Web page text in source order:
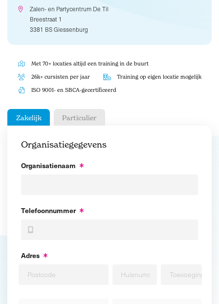
Zalen- en Partycentrum De Til
Breestraat 1
3381 BS Giessenburg
Met 70+ locaties altijd een training in de buurt
26k+ cursisten per jaar Training op eigen locatie mogelijk
ISO 9001- en SBCA-gecertificeerd
Zakelijk Particulier
Organisatiegegevens
Organisatienaam
Telefoonnummer
Adres